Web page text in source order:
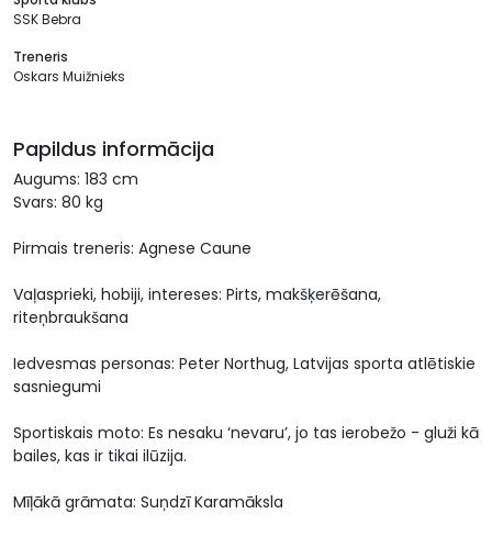
SSK Bebra
Treneris
Oskars Muižnieks
Papildus informācija
Augums: 183 cm
Svars: 80 kg
Pirmais treneris: Agnese Caune
Vaļasprieki, hobiji, intereses: Pirts, makšķerēšana,
riteņbraukšana
Iedvesmas personas: Peter Northug, Latvijas sporta atlētiskie
sasniegumi
Sportiskais moto: Es nesaku ‘nevaru’, jo tas ierobežo - gluži kā
bailes, kas ir tikai ilūzija.
Mīļākā grāmata: Suņdzī Karamāksla